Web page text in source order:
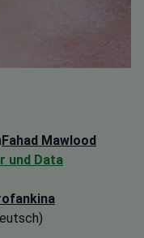
Fahad Mawlood
und Data